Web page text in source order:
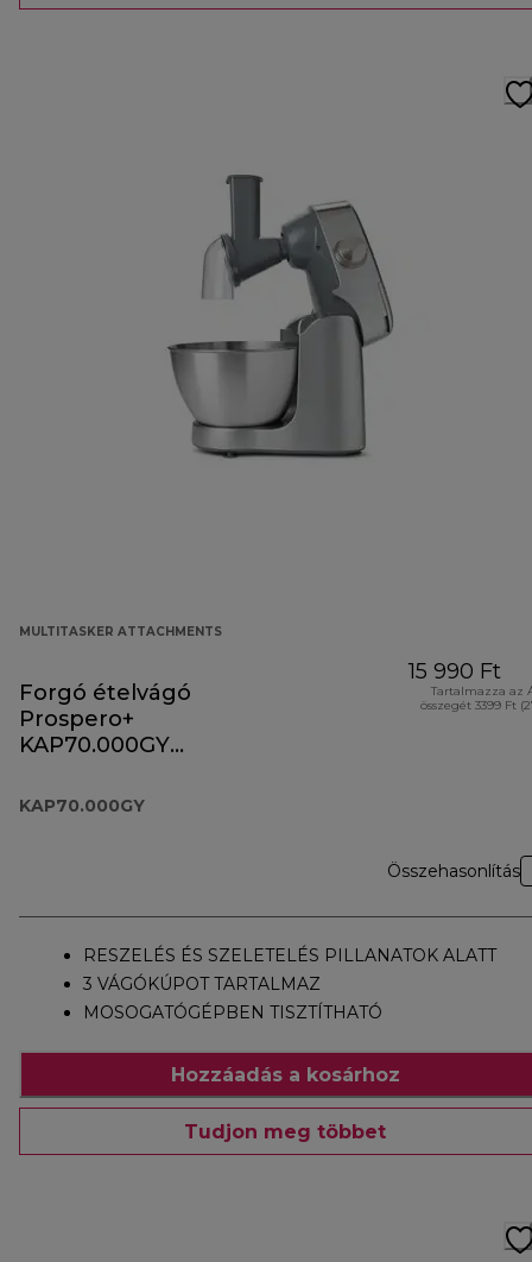
MULTITASKER ATTACHMENTS
Forgó ételvágó
Prospero+
KAP70.000GY
KAP70.000GY
15 990 Ft
Tartalmazza az
összegét 3399 Ft
Összehasonlítás
RESZELÉS ÉS SZELETELÉS PILLANATOK ALATT
3 VÁGÓKÚPOT TARTALMAZ
MOSOGATÓGÉPBEN TISZTÍTHATÓ
Hozzáadás a kosárhoz
Tudjon meg többet